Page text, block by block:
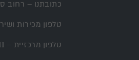
כתובתנו – רחוב
טלפון מכירות
טלפון מרכזיית –